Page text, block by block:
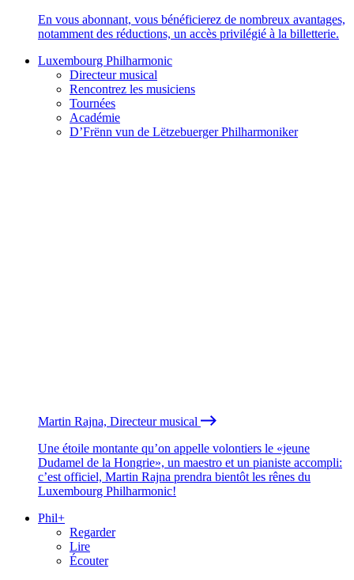
En vous abonnant, vous bénéficierez de nombreux avantages,
notamment des réductions, un accès privilégié à la billetterie.
Luxembourg Philharmonic
Directeur musical
Rencontrez les musiciens
Tournées
Académie
D’Frënn vun de Lëtzebuerger Philharmoniker
Martin Rajna, Directeur musical
Une étoile montante qu’on appelle volontiers le «jeune
Dudamel de la Hongrie», un maestro et un pianiste accompli:
c’est officiel, Martin Rajna prendra bientôt les rênes du
Luxembourg Philharmonic!
Phil+
Regarder
Lire
Écouter